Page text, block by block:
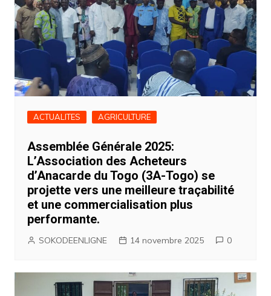
ACTUALITES AGRICULTURE
Assemblée Générale 2025:
L’Association des Acheteurs
d’Anacarde du Togo (3A-Togo) se
projette vers une meilleure traçabilité
et une commercialisation plus
performante.
SOKODEENLIGNE 14 novembre 2025 0